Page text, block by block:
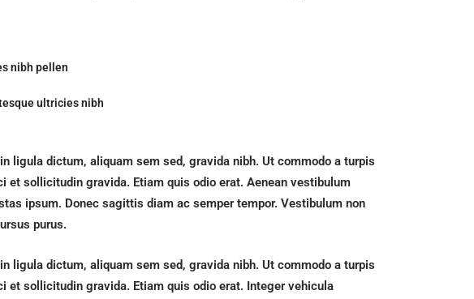
nibh pellen
ultricies nibh
ligula dictum, aliquam sem sed, gravida nibh. Ut commodo a turpis
sollicitudin gravida. Etiam quis odio erat. Aenean vestibulum
ipsum. Donec sagittis diam ac semper tempor. Vestibulum non
purus.
ligula dictum, aliquam sem sed, gravida nibh. Ut commodo a turpis
sollicitudin gravida. Etiam quis odio erat. Integer vehicula